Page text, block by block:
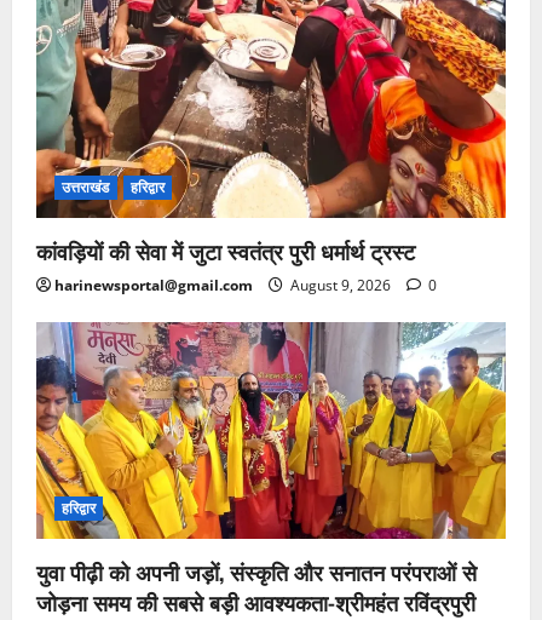
उत्तराखंड हरिद्वार
कांवड़ियों की सेवा में जुटा स्वतंत्र पुरी धर्मार्थ ट्रस्ट
harinewsportal@gmail.com August 9, 2026 0
हरिद्वार
युवा पीढ़ी को अपनी जड़ों, संस्कृति और सनातन परंपराओं से
जोड़ना समय की सबसे बड़ी आवश्यकता-श्रीमहंत रविंद्रपुरी